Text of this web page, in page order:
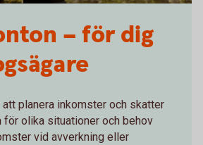
– för dig
planera inkomster och skatter
för olika situationer och behov
vid avverkning eller